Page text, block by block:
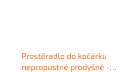
Prostěradlo do kočárku
nepropustné prodyšné -